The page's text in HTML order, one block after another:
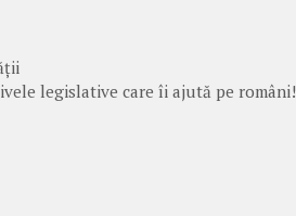
legislative care îi ajută pe români!